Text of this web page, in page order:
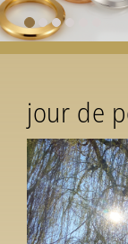
jour de